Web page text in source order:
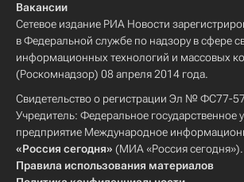
Вакансии
Сетевое издание РИА Новости
в Федеральной службе по надзору в сфере
информационных технологий и массовых
(Роскомнадзор) 08 апреля 2014 года.
Свидетельство о регистрации Эл № ФС77-
Учредитель: Федеральное государственное
предприятие Международное
«Россия сегодня» (МИА «Россия сегодня»).
Правила использования материалов